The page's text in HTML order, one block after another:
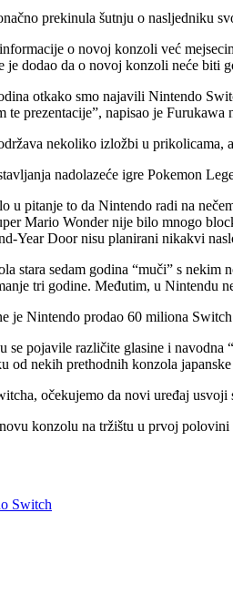
prekinula šutnju o nasljedniku
o novoj konzoli već
je dodao da o novoj konzoli neće biti
otkako smo najavili Nintendo
te prezentacije”, napisao je
nekoliko izložbi u prikolicama,
nadolazeće igre Pokemon
u pitanje to da Nintendo radi na
Mario Wonder nije bilo mnogo
Year Door nisu planirani nikakvi
stara sedam godina “muči” s
tri godine. Međutim, u Nintendu
je Nintendo prodao 60 miliona
se pojavile različite glasine i
od nekih prethodnih konzola
očekujemo da novi uređaj
konzolu na tržištu u prvoj
Switch